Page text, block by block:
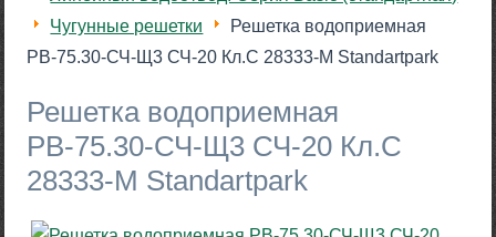
Чугунные решетки
Решетка водоприемная
РВ-75.30-СЧ-Щ3 СЧ-20 Кл.C 28333-М Standartpark
Решетка водоприемная
РВ-75.30-СЧ-Щ3 СЧ-20 Кл.C
28333-М Standartpark